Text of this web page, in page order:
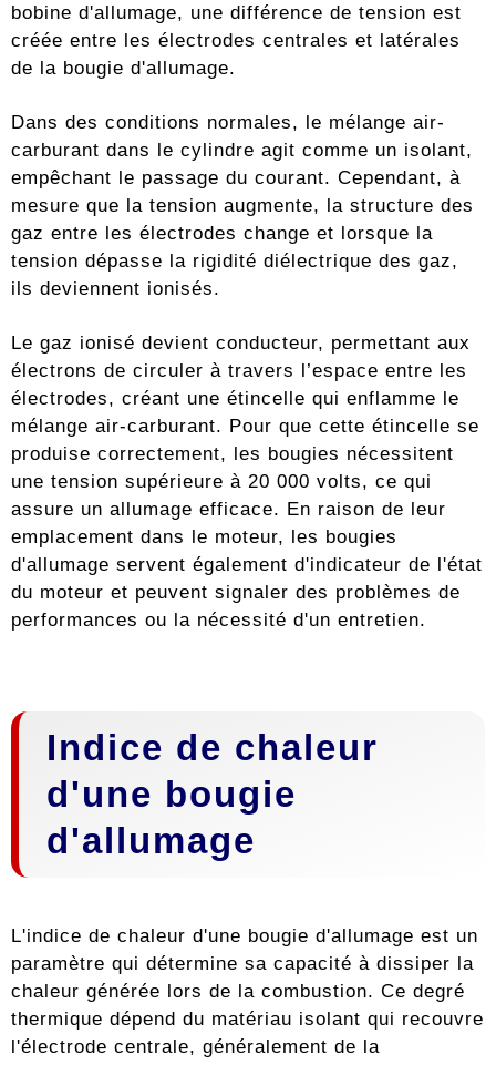
bobine d'allumage, une différence de tension est
créée entre les électrodes centrales et latérales
de la bougie d'allumage.
Dans des conditions normales, le mélange air-
carburant dans le cylindre agit comme un isolant,
empêchant le passage du courant. Cependant, à
mesure que la tension augmente, la structure des
gaz entre les électrodes change et lorsque la
tension dépasse la rigidité diélectrique des gaz,
ils deviennent ionisés.
Le gaz ionisé devient conducteur, permettant aux
électrons de circuler à travers l’espace entre les
électrodes, créant une étincelle qui enflamme le
mélange air-carburant. Pour que cette étincelle se
produise correctement, les bougies nécessitent
une tension supérieure à 20 000 volts, ce qui
assure un allumage efficace. En raison de leur
emplacement dans le moteur, les bougies
d'allumage servent également d'indicateur de l'état
du moteur et peuvent signaler des problèmes de
performances ou la nécessité d'un entretien.
Indice de chaleur
d'une bougie
d'allumage
L'indice de chaleur d'une bougie d'allumage est un
paramètre qui détermine sa capacité à dissiper la
chaleur générée lors de la combustion. Ce degré
thermique dépend du matériau isolant qui recouvre
l'électrode centrale, généralement de la